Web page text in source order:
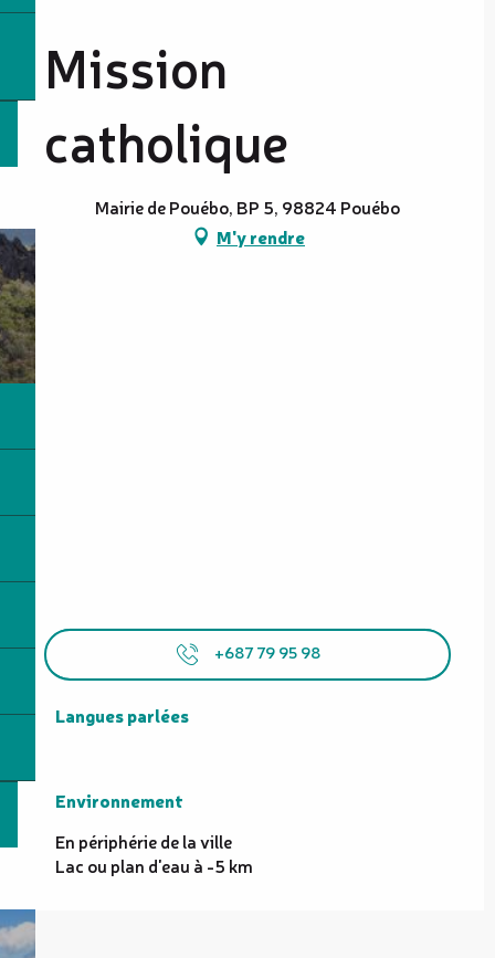
Mission
catholique
Mairie de Pouébo, BP 5, 98824 Pouébo
M'y rendre
+687 79 95 98
Langues parlées
Langues parlées
Environnement
Environnement
En périphérie de la ville
Lac ou plan d'eau à -5 km